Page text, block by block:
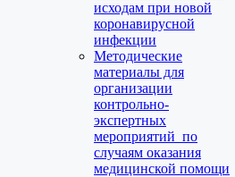
исходам при новой
коронавирусной
инфекции
Методические
материалы для
организации
контрольно-
экспертных
мероприятий по
случаям оказания
медицинской помощи